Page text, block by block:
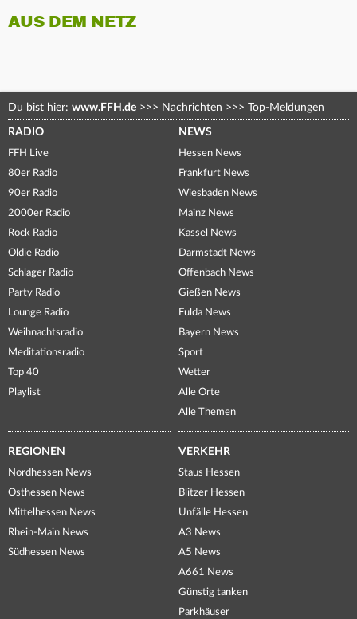
AUS DEM NETZ
Du bist hier: www.FFH.de >>> Nachrichten >>> Top-Meldungen
RADIO
FFH Live
80er Radio
90er Radio
2000er Radio
Rock Radio
Oldie Radio
Schlager Radio
Party Radio
Lounge Radio
Weihnachtsradio
Meditationsradio
Top 40
Playlist
NEWS
Hessen News
Frankfurt News
Wiesbaden News
Mainz News
Kassel News
Darmstadt News
Offenbach News
Gießen News
Fulda News
Bayern News
Sport
Wetter
Alle Orte
Alle Themen
REGIONEN
Nordhessen News
Osthessen News
Mittelhessen News
Rhein-Main News
Südhessen News
VERKEHR
Staus Hessen
Blitzer Hessen
Unfälle Hessen
A3 News
A5 News
A661 News
Günstig tanken
Parkhäuser